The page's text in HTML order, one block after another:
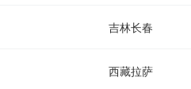
吉林长春
西藏拉萨